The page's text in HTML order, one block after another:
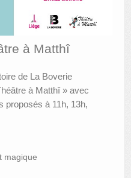
à Matthî
de La Boverie
à Matthî » avec
proposés à 11h, 13h,
magique